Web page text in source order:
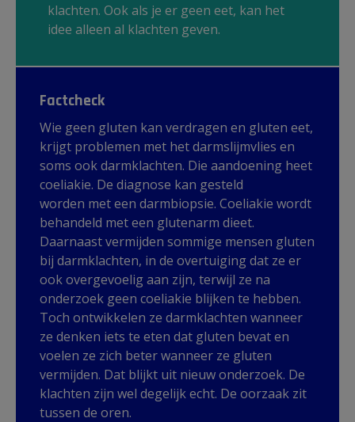
klachten. Ook als je er geen eet, kan het
idee alleen al klachten geven.
Factcheck
Wie geen gluten kan verdragen en gluten eet,
krijgt problemen met het darmslijmvlies en
soms ook darmklachten. Die aandoening heet
coeliakie. De diagnose kan gesteld
worden met een darmbiopsie. Coeliakie wordt
behandeld met een glutenarm dieet.
Daarnaast vermijden sommige mensen gluten
bij darmklachten, in de overtuiging dat ze er
ook overgevoelig aan zijn, terwijl ze na
onderzoek geen coeliakie blijken te hebben.
Toch ontwikkelen ze darmklachten wanneer
ze denken iets te eten dat gluten bevat en
voelen ze zich beter wanneer ze gluten
vermijden. Dat blijkt uit nieuw onderzoek. De
klachten zijn wel degelijk echt. De oorzaak zit
tussen de oren.